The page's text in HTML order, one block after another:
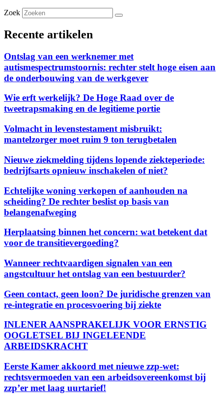
Zoek
Recente artikelen
Ontslag van een werknemer met
autismespectrumstoornis: rechter stelt hoge eisen aan
de onderbouwing van de werkgever
Wie erft werkelijk? De Hoge Raad over de
tweetrapsmaking en de legitieme portie
Volmacht in levenstestament misbruikt:
mantelzorger moet ruim 9 ton terugbetalen
Nieuwe ziekmelding tijdens lopende ziekteperiode:
bedrijfsarts opnieuw inschakelen of niet?
Echtelijke woning verkopen of aanhouden na
scheiding? De rechter beslist op basis van
belangenafweging
Herplaatsing binnen het concern: wat betekent dat
voor de transitievergoeding?
Wanneer rechtvaardigen signalen van een
angstcultuur het ontslag van een bestuurder?
Geen contact, geen loon? De juridische grenzen van
re-integratie en procesvoering bij ziekte
INLENER AANSPRAKELIJK VOOR ERNSTIG
OOGLETSEL BIJ INGELEENDE
ARBEIDSKRACHT
Eerste Kamer akkoord met nieuwe zzp-wet:
rechtsvermoeden van een arbeidsovereenkomst bij
zzp’er met laag uurtarief!